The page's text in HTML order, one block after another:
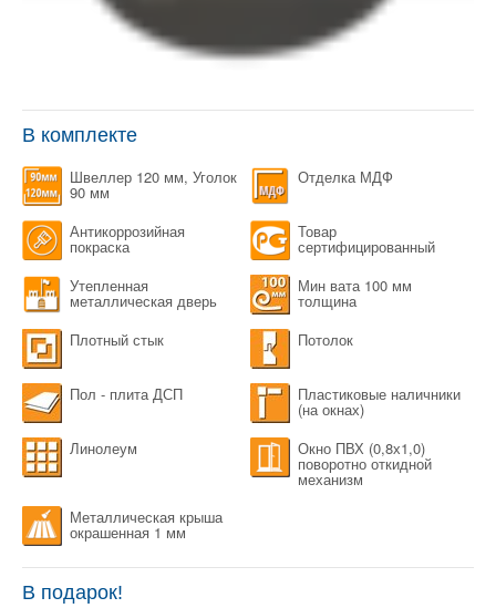
В комплекте
Швеллер 120 мм, Уголок
90 мм
Отделка МДФ
Антикоррозийная
покраска
Товар
сертифицированный
Утепленная
металлическая дверь
Мин вата 100 мм
толщина
Плотный стык
Потолок
Пол - плита ДСП Пластиковые наличники
(на окнах)
Линолеум
Окно ПВХ (0,8х1,0)
поворотно откидной
механизм
Металлическая крыша
окрашенная 1 мм
В подарок!